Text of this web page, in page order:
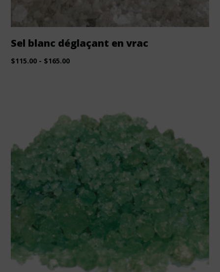
Sel blanc déglaçant en vrac
$115.00 - $165.00